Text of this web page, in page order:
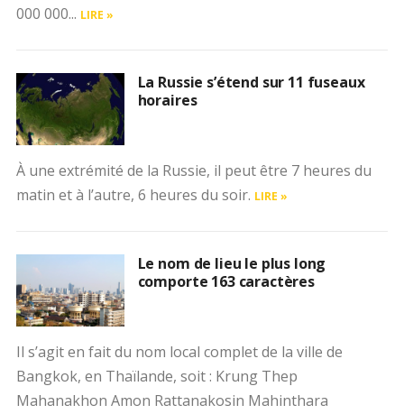
000 000... LIRE »
La Russie s’étend sur 11 fuseaux
horaires
À une extrémité de la Russie, il peut être 7 heures du
matin et à l’autre, 6 heures du soir. LIRE »
Le nom de lieu le plus long
comporte 163 caractères
Il s’agit en fait du nom local complet de la ville de
Bangkok, en Thaïlande, soit : Krung Thep
Mahanakhon Amon Rattanakosin Mahinthara